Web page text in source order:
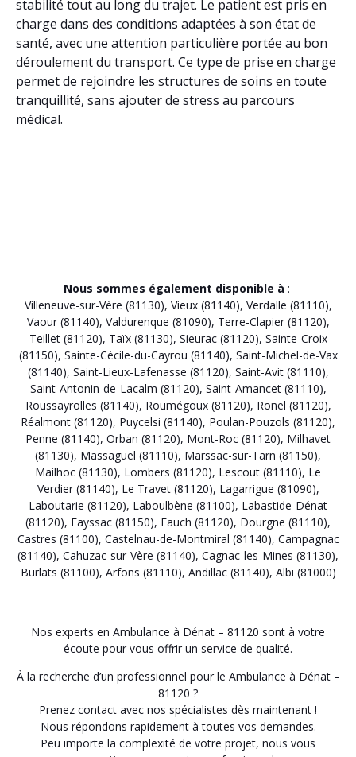
stabilité tout au long du trajet. Le patient est pris en
charge dans des conditions adaptées à son état de
santé, avec une attention particulière portée au bon
déroulement du transport. Ce type de prise en charge
permet de rejoindre les structures de soins en toute
tranquillité, sans ajouter de stress au parcours
médical.
Nous sommes également disponible à :
Villeneuve-sur-Vère (81130), Vieux (81140), Verdalle (81110),
Vaour (81140), Valdurenque (81090), Terre-Clapier (81120),
Teillet (81120), Taïx (81130), Sieurac (81120), Sainte-Croix
(81150), Sainte-Cécile-du-Cayrou (81140), Saint-Michel-de-Vax
(81140), Saint-Lieux-Lafenasse (81120), Saint-Avit (81110),
Saint-Antonin-de-Lacalm (81120), Saint-Amancet (81110),
Roussayrolles (81140), Roumégoux (81120), Ronel (81120),
Réalmont (81120), Puycelsi (81140), Poulan-Pouzols (81120),
Penne (81140), Orban (81120), Mont-Roc (81120), Milhavet
(81130), Massaguel (81110), Marssac-sur-Tarn (81150),
Mailhoc (81130), Lombers (81120), Lescout (81110), Le
Verdier (81140), Le Travet (81120), Lagarrigue (81090),
Laboutarie (81120), Laboulbène (81100), Labastide-Dénat
(81120), Fayssac (81150), Fauch (81120), Dourgne (81110),
Castres (81100), Castelnau-de-Montmiral (81140), Campagnac
(81140), Cahuzac-sur-Vère (81140), Cagnac-les-Mines (81130),
Burlats (81100), Arfons (81110), Andillac (81140), Albi (81000)
Nos experts en Ambulance à Dénat – 81120 sont à votre
écoute pour vous offrir un service de qualité.
À la recherche d’un professionnel pour le Ambulance à Dénat –
81120 ?
Prenez contact avec nos spécialistes dès maintenant !
Nous répondons rapidement à toutes vos demandes.
Peu importe la complexité de votre projet, nous vous